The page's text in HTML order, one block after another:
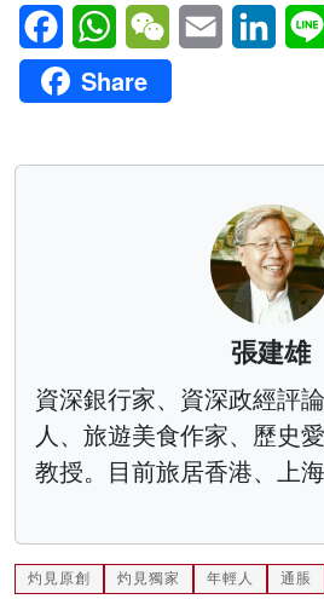
FacebookWhatsAppWeChatEmail
Share
張建雄
資深銀行家、資深政經評
人、旅遊美食作家、歷史
教授。目前旅居香港、上海
灼見原創 灼見獨家 年輕人 通脹